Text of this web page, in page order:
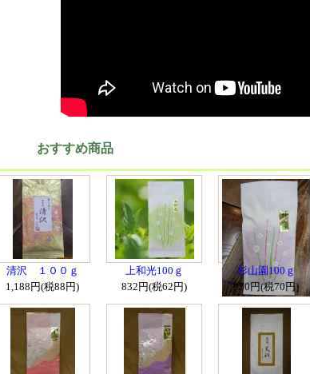
おすすめ商品
清沢 １００ｇ
1,188円(税88円)
上和光100ｇ
832円(税62円)
杉山園100ｇ
950円(税70円)